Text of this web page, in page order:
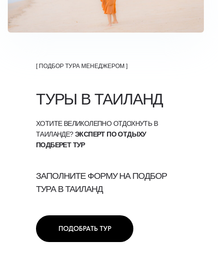
ХОТИТЕ ВЕЛИКОЛЕПНО ОТДОХНУТЬ В
ТАИЛАНДЕ?ЭКСПЕРТ ПО ОТДЫХУ
ПОДБЕРЕТ ТУР
[ ПОДБОР ТУРА МЕНЕДЖЕРОМ ]
ТУРЫ В ТАИЛАНД
ЗАПОЛНИТЕ ФОРМУ НА ПОДБОР
ТУРА В ТАИЛАНД
ПОДОБРАТЬ ТУР